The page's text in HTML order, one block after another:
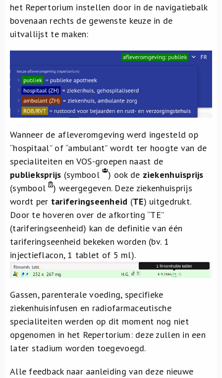
het Repertorium instellen door in de navigatiebalk
bovenaan rechts de gewenste keuze in de
uitvallijst te maken:
Wanneer de afleveromgeving werd ingesteld op
“hospitaal” of “ambulant” wordt ter hoogte van de
specialiteiten en VOS-groepen naast de
publieksprijs (symbool ) ook de ziekenhuisprijs
(symbool ) weergegeven. Deze ziekenhuisprijs
wordt per tariferingseenheid (TE) uitgedrukt.
Door te hoveren over de afkorting “TE”
(tariferingseenheid) kan de definitie van één
tariferingseenheid bekeken worden (bv. 1
injectieflacon, 1 tablet of 5 ml).
Gassen, parenterale voeding, specifieke
ziekenhuisinfusen en radiofarmaceutische
specialiteiten werden op dit moment nog niet
opgenomen in het Repertorium: deze zullen in een
later stadium worden toegevoegd.
Alle feedback naar aanleiding van deze nieuwe